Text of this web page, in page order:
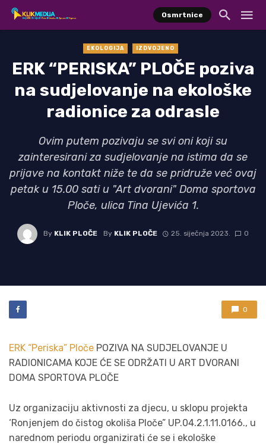
Osmrtnice
EKOLOGIJA IZDVOJENO
ERK “PERISKA” PLOČE poziva
na sudjelovanje na ekološke
radionice za odrasle
Ovim putem pozivaju se svi oni koji su
zainteresirani za sudjelovanje na istima da se
prijave na kontakt niže te da se pridruže već ovaj
petak u 15.00 sati u "Art dvorani" Doma sportova
Ploče, ulica Tina Ujevića 1.
By KLIK PLOČE By KLIK PLOČE 25. siječnja 2023. 0
0
ERK “Periska” Ploče POZIVA NA SUDJELOVANJE U
RADIONICAMA KOJE ĆE SE ODRŽATI U ART DVORANI
DOMA SPORTOVA PLOČE
Uz organizaciju aktivnosti za djecu, u sklopu projekta
‘Ronjenjem do čistog okoliša Ploče” UP.04.2.1.11.0166., u
narednom periodu organizirati će se i ekološke